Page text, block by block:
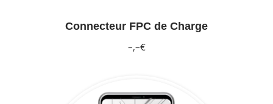
Connecteur FPC de Charge
–,–€